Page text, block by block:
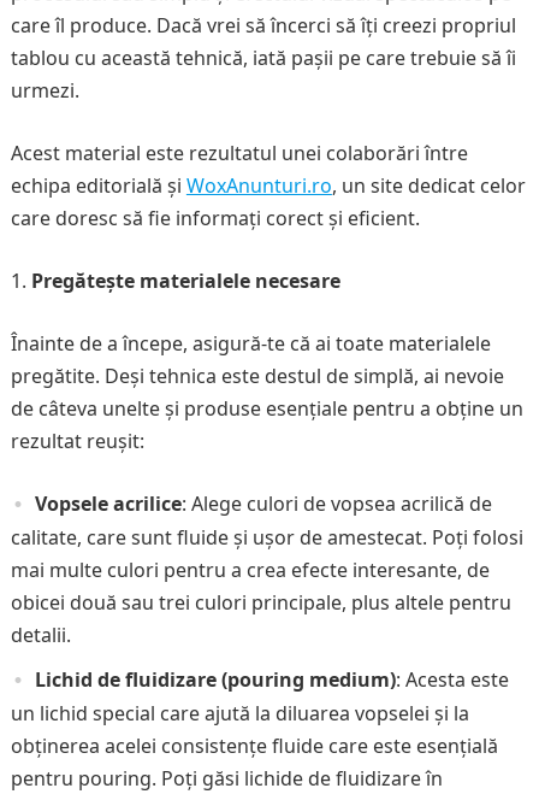
care îl produce. Dacă vrei să încerci să îți creezi propriul
tablou cu această tehnică, iată pașii pe care trebuie să îi
urmezi.
Acest material este rezultatul unei colaborări între
echipa editorială și WoxAnunturi.ro, un site dedicat celor
care doresc să fie informați corect și eficient.
Pregătește materialele necesare
Înainte de a începe, asigură-te că ai toate materialele
pregătite. Deși tehnica este destul de simplă, ai nevoie
de câteva unelte și produse esențiale pentru a obține un
rezultat reușit:
Vopsele acrilice: Alege culori de vopsea acrilică de
calitate, care sunt fluide și ușor de amestecat. Poți folosi
mai multe culori pentru a crea efecte interesante, de
obicei două sau trei culori principale, plus altele pentru
detalii.
Lichid de fluidizare (pouring medium): Acesta este
un lichid special care ajută la diluarea vopselei și la
obținerea acelei consistențe fluide care este esențială
pentru pouring. Poți găsi lichide de fluidizare în